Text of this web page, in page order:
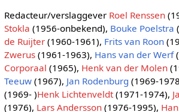
Redacteur/verslaggever Roel Renssen
Stokla (1956-onbekend), Bouke Poelstra
de Ruijter(1960-1961), Frits van Roon
Zwerus(1961-1963), Hans van der Werf
Corporaal (1965), Henk van der Molen
Teeuw(1967), Jan Rodenburg (1969-
(1969- )Henk Lichtenveldt(1971-1974),
(1976), Lars Andersson(1976-1995),